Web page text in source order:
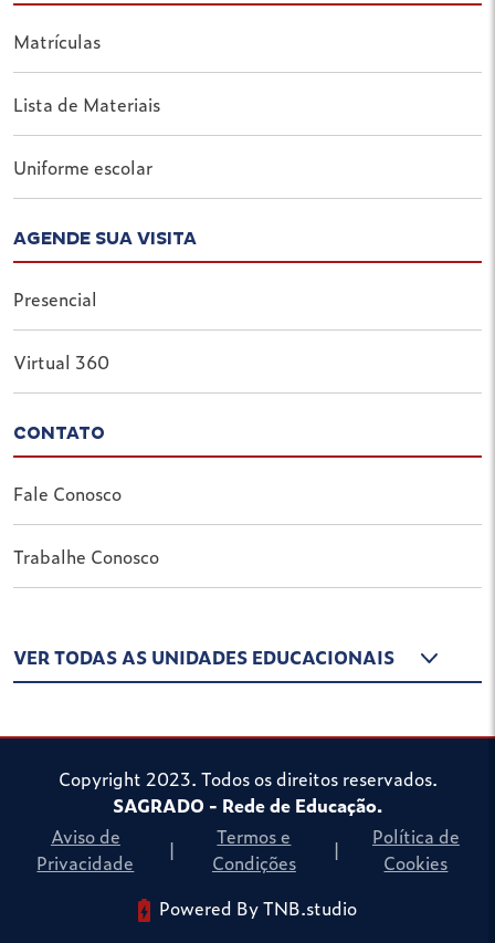
Matrículas
Lista de Materiais
Uniforme escolar
AGENDE SUA VISITA
Presencial
Virtual 360
CONTATO
Fale Conosco
Trabalhe Conosco
VER TODAS AS UNIDADES EDUCACIONAIS
Copyright 2023. Todos os direitos reservados.
SAGRADO - Rede de Educação.
Aviso de
Privacidade
|
Termos e
Condições
|
Política de
Cookies
Powered By TNB.studio